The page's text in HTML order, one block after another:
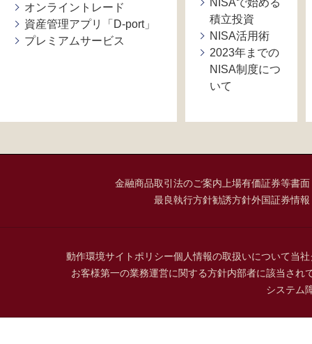
オンライントレード
資産管理アプリ「D-port」
プレミアムサービス
NISAで始める
積立投資
NISA活用術
2023年までの
NISA制度につ
いて
金融商品取引法のご案内 上場有価証券等書
最良執行方針勧誘方針外国証券情
動作環境サイトポリシー個人情報の取扱いについて当
お客様第一の業務運営に関する方針内部者に該当され
システム